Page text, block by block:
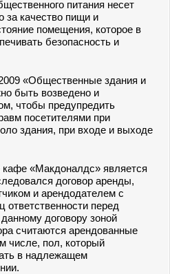
питания несет
за качество пищи и
помещения, которое в
безопасность и
«Общественные здания и
быть возведено и
чтобы предупредить
посетителями при
здания, при входе и выходе
«Макдоналдс» является
договор аренды,
и арендодателем с
ответственности перед
договору зоной
считаются арендованные
числе, пол, который
в надлежащем